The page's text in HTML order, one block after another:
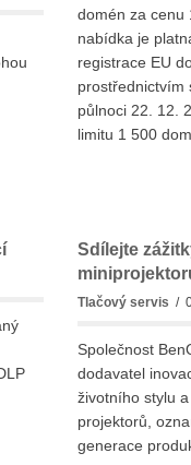
domén za cenu
nabídka je
registrace EU
prostřednictvím
půlnoci 22. 12.
limitu 1 500
Sdílejte
Tlačový servis /
Společnost
dodavatel
životního stylu
projektorů,
generace